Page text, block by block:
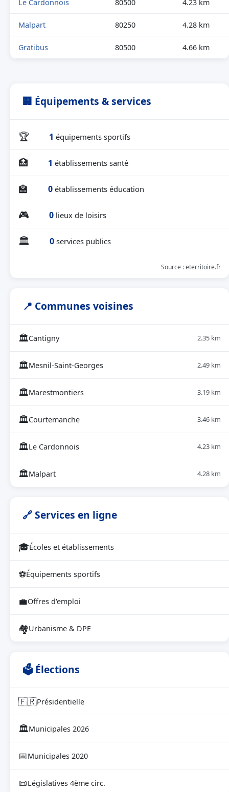
Le Cardonnois 80500 4.23 km
Malpart 80250 4.28 km
Gratibus 80500 4.66 km
🏢 Équipements & services
🏆 1 équipements sportifs
🏥 1 établissements santé
🏫 0 établissements éducation
🎮 0 lieux de loisirs
🏛 0 services publics
Source : eterritoire.fr
📍 Communes voisines
🏛Cantigny 2.35 km
🏛Mesnil-Saint-Georges 2.49 km
🏛Marestmontiers 3.19 km
🏛Courtemanche 3.46 km
🏛Le Cardonnois 4.23 km
🏛Malpart 4.28 km
🔗 Services en ligne
🎓Écoles et établissements
⚽Équipements sportifs
💼Offres d'emploi
🏘Urbanisme & DPE
🗳 Élections
🇫🇷Présidentielle
🏛Municipales 2026
📅Municipales 2020
📜Législatives 4ème circ.